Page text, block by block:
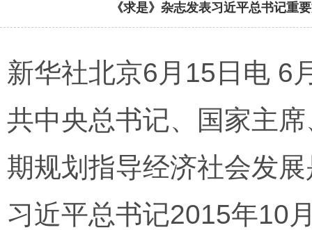
《求是》杂志发表习近平总书记重
新华社北京6月15日电 6
共中央总书记、国家主
期规划指导经济社会发
习近平总书记2015年10